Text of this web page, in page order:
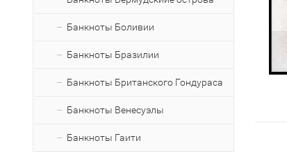
Банкноты Боливии
Банкноты Бразилии
Банкноты Британского Гондураса
Банкноты Венесуэлы
Банкноты Гаити